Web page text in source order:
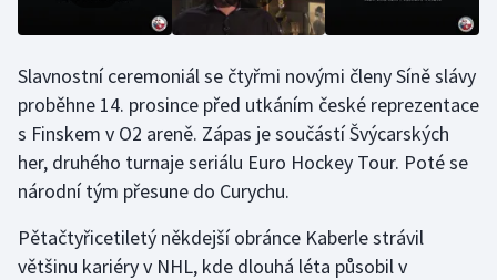
Lyže a snowboard
Moderní pětiboj
Motorsport
Olympijské hry
Parasport
Slavnostní ceremoniál se čtyřmi novými členy Síně slávy
proběhne 14. prosince před utkáním české reprezentace
s Finskem v O2 areně. Zápas je součástí Švýcarských
her, druhého turnaje seriálu Euro Hockey Tour. Poté se
národní tým přesune do Curychu.
Pětačtyřicetiletý někdejší obránce Kaberle strávil
většinu kariéry v NHL, kde dlouhá léta působil v